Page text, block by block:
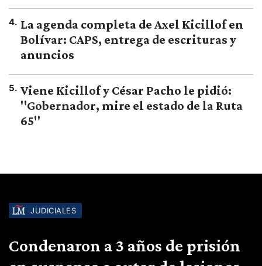
4. La agenda completa de Axel Kicillof en
Bolívar: CAPS, entrega de escrituras y
anuncios
5. Viene Kicillof y César Pacho le pidió:
"Gobernador, mire el estado de la Ruta
65"
JUDICIALES
Condenaron a 3 años de prisión